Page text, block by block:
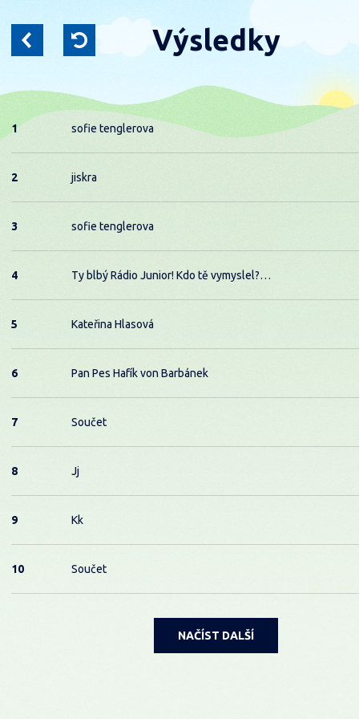
Výsledky
1 sofie tenglerova
2 jiskra
3 sofie tenglerova
4 Ty blbý Rádio Junior! Kdo tě vymyslel?…
5 Kateřina Hlasová
6 Pan Pes Hafík von Barbánek
7 Součet
8 Jj
9 Kk
10 Součet
NAČÍST DALŠÍ